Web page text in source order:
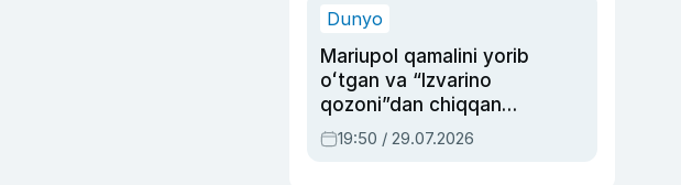
Dunyo
Mariupol qamalini yorib
oʻtgan va “Izvarino
qozoni”dan chiqqan
qahramon — Ukraina
armiyasi bosh
19:50 / 29.07.2026